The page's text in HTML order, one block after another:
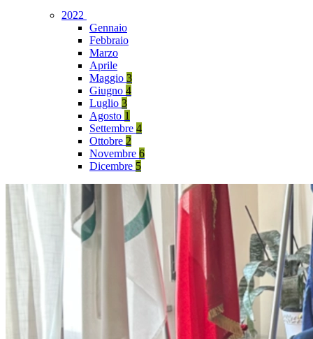
2022
Gennaio
Febbraio
Marzo
Aprile
Maggio 3
Giugno 4
Luglio 3
Agosto 1
Settembre 4
Ottobre 2
Novembre 6
Dicembre 5